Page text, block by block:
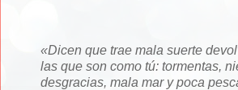
«Dicen que trae mala suerte
las que son como tú: tormentas,
desgracias, mala mar y poca